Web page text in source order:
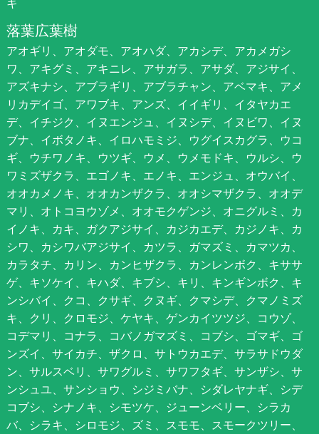
落葉広葉樹
アオギリ、アオダモ、アオハダ、アカシデ、アカメガシ
ワ、アキグミ、アキニレ、アサガラ、アサダ、アジサイ、
アズキナシ、アブラギリ、アブラチャン、アベマキ、アメ
リカデイゴ、アワブキ、アンズ、イイギリ、イタヤカエ
デ、イチジク、イヌエンジュ、イヌシデ、イヌビワ、イヌ
ブナ、イボタノキ、イロハモミジ、ウグイスカグラ、ウコ
ギ、ウチワノキ、ウツギ、ウメ、ウメモドキ、ウルシ、ウ
ワミズザクラ、エゴノキ、エノキ、エンジュ、オウバイ、
オオカメノキ、オオカンザクラ、オオシマザクラ、オオデ
マリ、オトコヨウゾメ、オオモクゲンジ、オニグルミ、カ
イノキ、カキ、ガクアジサイ、カジカエデ、カジノキ、カ
シワ、カシワバアジサイ、カツラ、ガマズミ、カマツカ、
カラタチ、カリン、カンヒザクラ、カンレンボク、キササ
ゲ、キソケイ、キハダ、キブシ、キリ、キンギンボク、キ
ンシバイ、クコ、クサギ、クヌギ、クマシデ、クマノミズ
キ、クリ、クロモジ、ケヤキ、ゲンカイツツジ、コウゾ、
コデマリ、コナラ、コバノガマズミ、コブシ、ゴマギ、ゴ
ンズイ、サイカチ、ザクロ、サトウカエデ、サラサドウダ
ン、サルスベリ、サワグルミ、サワフタギ、サンザシ、サ
ンシュユ、サンショウ、シジミバナ、シダレヤナギ、シデ
コブシ、シナノキ、シモツケ、ジューンベリー、シラカ
バ、シラキ、シロモジ、ズミ、スモモ、スモークツリー、